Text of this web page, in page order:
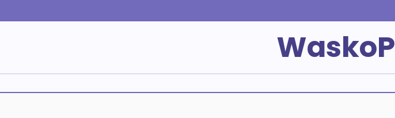
to